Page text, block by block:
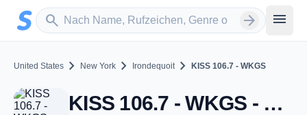
Zum Hauptinhalt springen
search
Sender suchen arrow_forward menu
United States chevron_right New York chevron_right Irondequoit chevron_right KISS 106.7 - WKGS
KISS 106.7 - WKGS - FM 106.7 - Irondequoit, NY